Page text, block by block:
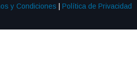
y Condiciones Política de Privacidad